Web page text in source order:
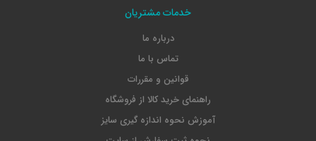
خدمات مشتریان
درباره ما
تماس با ما
قوانین و مقررات
راهنمای خرید کالا از فروشگاه
آموزش نحوه اندازه گیری سایز